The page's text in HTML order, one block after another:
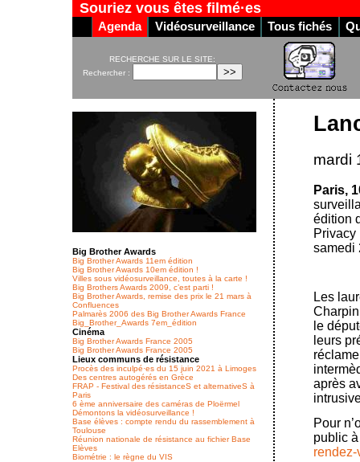
Souriez vous êtes filmé·es
Agenda Vidéosurveillance Tous fichés
RECHERCHE SUR LE SITE:
Rechercher :
mardi
Paris,
édition
Privacy
samedi
Les
le
leurs
après
Pour
public
Big Brother Awards
Big Brother Awards 11em édition
Big Brother Awards 10em édition !
Villes sous vidéosurveillance, toutes à la carte !
Big Brothers Awards 2009, c’est parti !
Big Brother Awards, remise des prix le 21 mars à
Confluences
Palmarès 2006 des Big Brother Awards France
Big_Brother_Awards 7em_édition
Cinéma
Big Brother Awards France 2005
Big Brother Awards France 2005
Lieux communs de résistance
Procès des inculpé·es du 15 juin 2021 à Limoges
Des centres autogérés en Grèce
FRAP - Festival des résistanceS et alternativeS à
Paris
6 ème anniversaire des caméras de Ploërmel
Démontons la vidéosurveillance !
Base élèves : compte rendu du rassemblement à
Toulouse
Réunion nationale de résistance au fichier Base
Elèves
Biométrie : le règne du VIS